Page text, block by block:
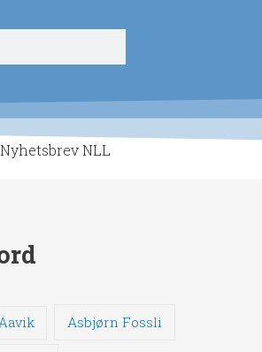
Nyhetsbrev NLL
Asbjørn Fossli